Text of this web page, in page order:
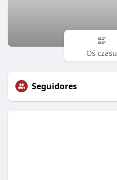
Oś czasu
Seguidores